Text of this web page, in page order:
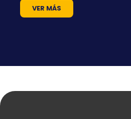
VER MÁS